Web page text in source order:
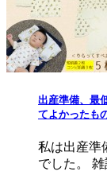
出産準備、最
てよかったも
私は出産準
でした。